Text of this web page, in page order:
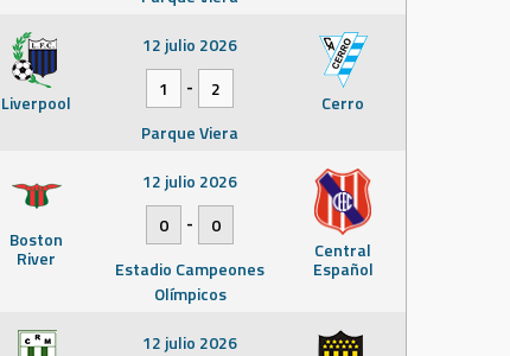
Liverpool Cerro
12 julio 2026
1
-
2
Parque Viera
Boston
River Central
Español
12 julio 2026
0
-
0
Estadio Campeones
Olímpicos
12 julio 2026